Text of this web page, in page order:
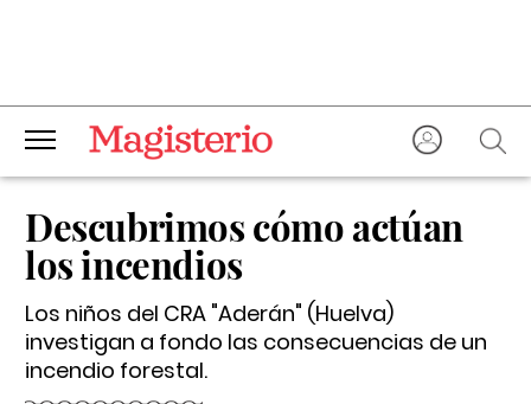
Descubrimos cómo actúan
los incendios
Los niños del CRA "Aderán" (Huelva)
investigan a fondo las consecuencias de un
incendio forestal.